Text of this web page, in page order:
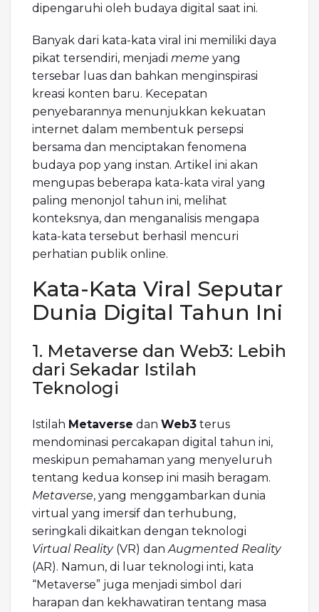
dipengaruhi oleh budaya digital saat ini.
Banyak dari kata-kata viral ini memiliki daya
pikat tersendiri, menjadi meme yang
tersebar luas dan bahkan menginspirasi
kreasi konten baru. Kecepatan
penyebarannya menunjukkan kekuatan
internet dalam membentuk persepsi
bersama dan menciptakan fenomena
budaya pop yang instan. Artikel ini akan
mengupas beberapa kata-kata viral yang
paling menonjol tahun ini, melihat
konteksnya, dan menganalisis mengapa
kata-kata tersebut berhasil mencuri
perhatian publik online.
Kata-Kata Viral Seputar
Dunia Digital Tahun Ini
1. Metaverse dan Web3: Lebih
dari Sekadar Istilah
Teknologi
Istilah Metaverse dan Web3 terus
mendominasi percakapan digital tahun ini,
meskipun pemahaman yang menyeluruh
tentang kedua konsep ini masih beragam.
Metaverse, yang menggambarkan dunia
virtual yang imersif dan terhubung,
seringkali dikaitkan dengan teknologi
Virtual Reality(VR) dan Augmented Reality
(AR). Namun, di luar teknologi inti, kata
“Metaverse” juga menjadi simbol dari
harapan dan kekhawatiran tentang masa